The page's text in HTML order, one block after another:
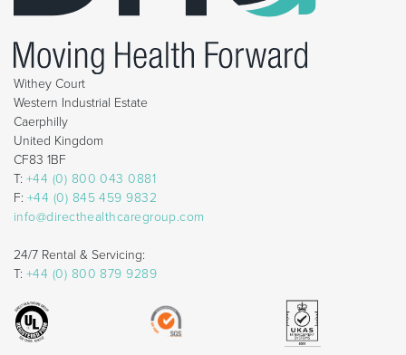
Withey Court
Western Industrial Estate
Caerphilly
United Kingdom
CF83 1BF
T: +44 (0) 800 043 0881
F: +44 (0) 845 459 9832
info@directhealthcaregroup.com
24/7 Rental & Servicing:
T: +44 (0) 800 879 9289